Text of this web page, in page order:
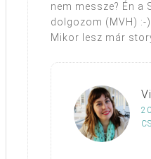
nem messze? Én a
dolgozom (MVH) :-)
Mikor lesz már